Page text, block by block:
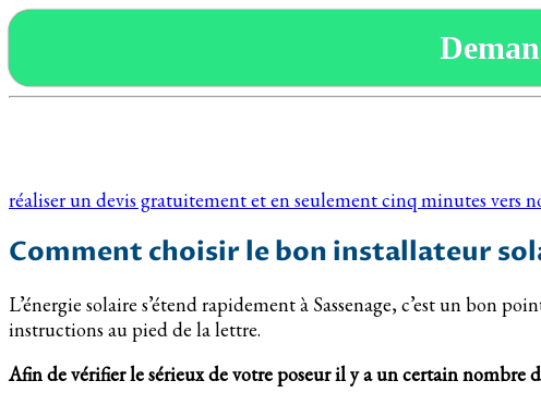
réaliser un devis gratuitement et en seulement cinq minutes vers
Comment choisir le bon installateur
L’énergie solaire s’étend rapidement à Sassenage, c’est un bon
instructions au pied de la lettre.
Afin de vérifier le sérieux de votre poseur il y a un certain nombre